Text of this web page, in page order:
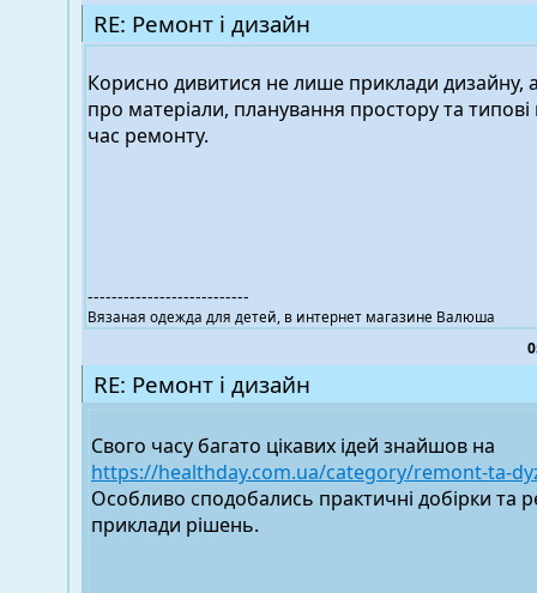
RE: Ремонт і дизайн
Корисно дивитися не лише приклади дизайну, а
про матеріали, планування простору та
час ремонту.
---------------------------
Вязаная одежда для детей, в интернет магазине Валюша
RE: Ремонт і дизайн
Свого часу багато цікавих ідей знайшов на
https://healthday.com.ua/category/remont-ta-
Особливо сподобались практичні добірки та
приклади рішень.